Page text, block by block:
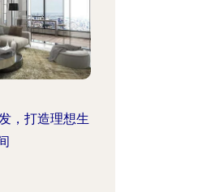
，打造理想生